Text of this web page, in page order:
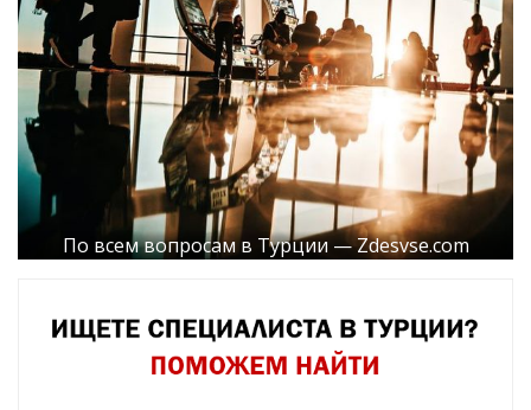
По всем вопросам в Турции — Zdesvse.com